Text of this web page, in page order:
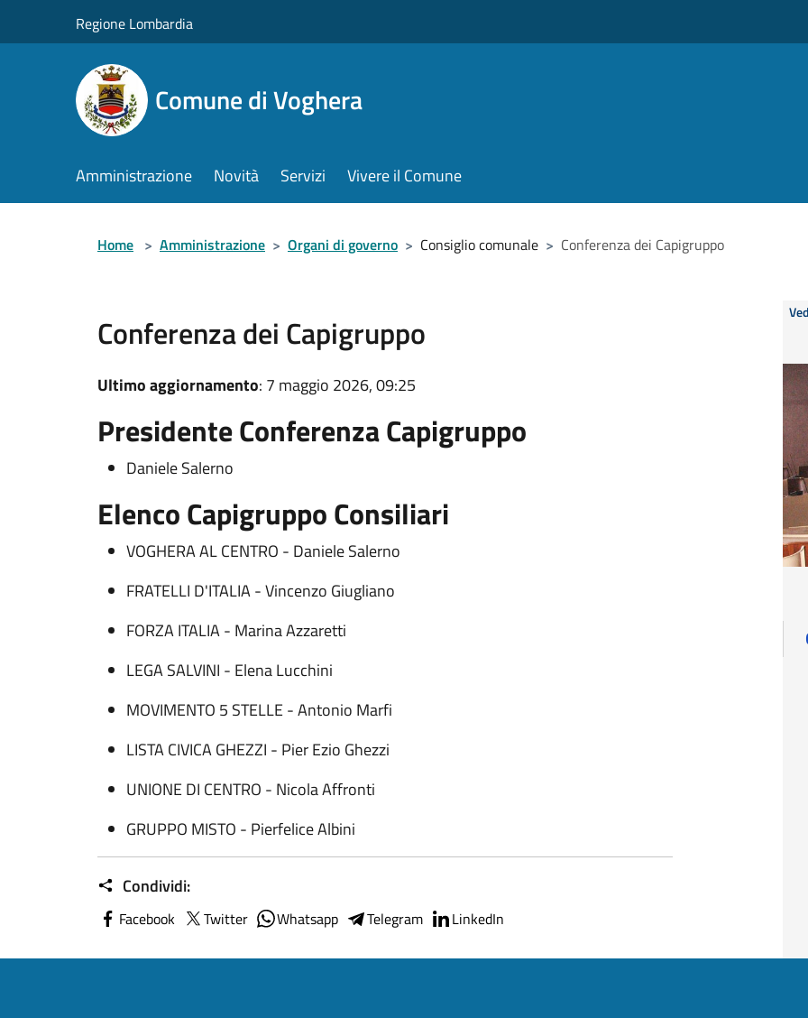
Regione Lombardia
Comune di Voghera
Amministrazione Novità Servizi Vivere il Comune
Home > Amministrazione > Organi di governo > Consiglio comunale > Conferenza dei Capigruppo
Conferenza dei Capigruppo
Ultimo aggiornamento: 7 maggio 2026, 09:25
Presidente Conferenza Capigruppo
Daniele Salerno
Elenco Capigruppo Consiliari
VOGHERA AL CENTRO - Daniele Salerno
FRATELLI D'ITALIA - Vincenzo Giugliano
FORZA ITALIA - Marina Azzaretti
LEGA SALVINI - Elena Lucchini
MOVIMENTO 5 STELLE -Antonio Marfi
LISTA CIVICA GHEZZI - Pier Ezio Ghezzi
UNIONE DI CENTRO - Nicola Affronti
GRUPPO MISTO - Pierfelice Albini
Condividi:
Facebook Twitter Whatsapp Telegram LinkedIn